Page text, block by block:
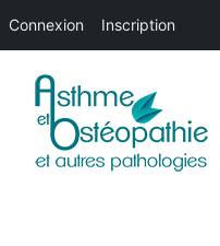
Connexion Inscription